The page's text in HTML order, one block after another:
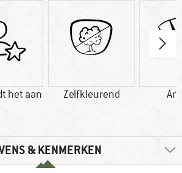
het aan Zelfkleurend
& KENMERKEN